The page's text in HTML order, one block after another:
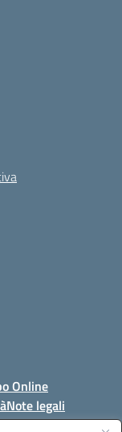
Online
Note legali